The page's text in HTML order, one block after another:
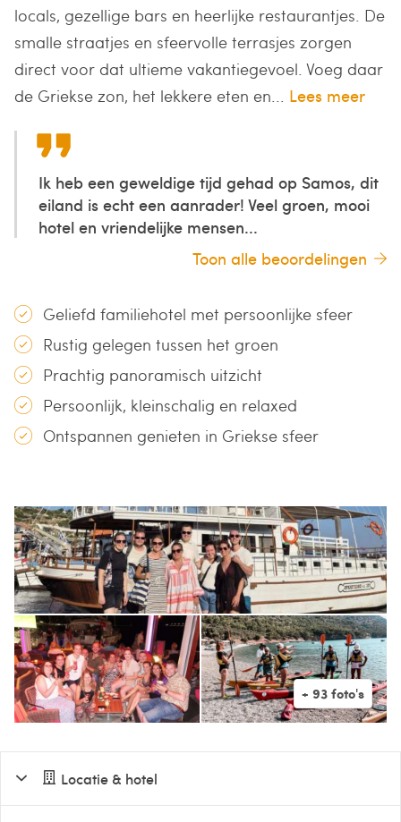
locals, gezellige bars en heerlijke restaurantjes. De
smalle straatjes en sfeervolle terrasjes zorgen
direct voor dat ultieme vakantiegevoel. Voeg daar
de Griekse zon, het lekkere eten en... Lees meer
Ik heb een geweldige tijd gehad op Samos, dit
eiland is echt een aanrader! Veel groen, mooi
hotel en vriendelijke mensen...
Toon alle beoordelingen
Geliefd familiehotel met persoonlijke sfeer
Rustig gelegen tussen het groen
Prachtig panoramisch uitzicht
Persoonlijk, kleinschalig en relaxed
Ontspannen genieten in Griekse sfeer
Locatie & hotel